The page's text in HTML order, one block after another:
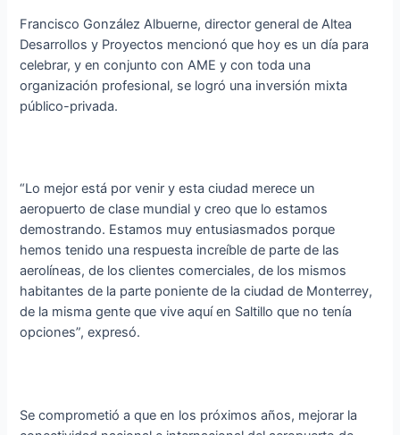
Francisco González Albuerne, director general de Altea
Desarrollos y Proyectos mencionó que hoy es un día para
celebrar, y en conjunto con AME y con toda una
organización profesional, se logró una inversión mixta
público-privada.
“Lo mejor está por venir y esta ciudad merece un
aeropuerto de clase mundial y creo que lo estamos
demostrando. Estamos muy entusiasmados porque
hemos tenido una respuesta increíble de parte de las
aerolíneas, de los clientes comerciales, de los mismos
habitantes de la parte poniente de la ciudad de Monterrey,
de la misma gente que vive aquí en Saltillo que no tenía
opciones”, expresó.
Se comprometió a que en los próximos años, mejorar la